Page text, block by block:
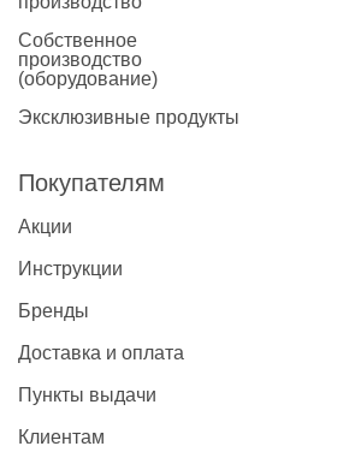
Собственное
производство
(оборудование)
Эксклюзивные продукты
Покупателям
Акции
Инструкции
Бренды
Доставка и оплата
Пункты выдачи
Клиентам